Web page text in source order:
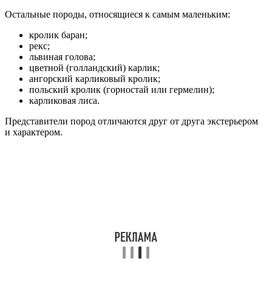
Остальные породы, относящиеся к самым маленьким:
кролик баран;
рекс;
львиная голова;
цветной (голландский) карлик;
ангорский карликовый кролик;
польский кролик (горностай или гермелин);
карликовая лиса.
Представители пород отличаются друг от друга экстерьером
и характером.